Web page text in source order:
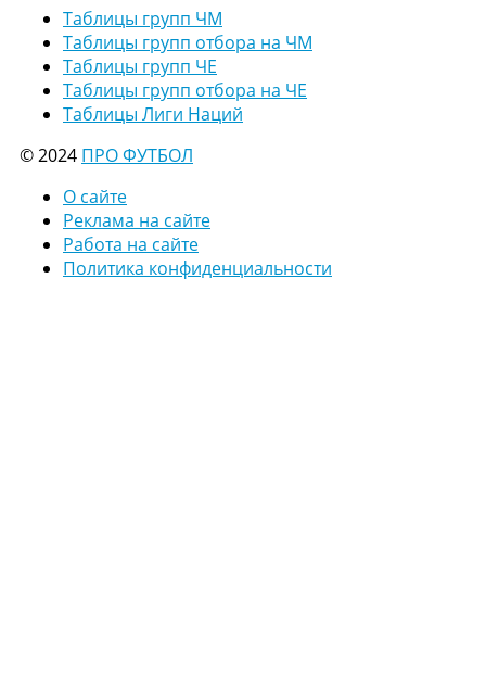
Таблицы групп ЧМ
Таблицы групп отбора на ЧМ
Таблицы групп ЧЕ
Таблицы групп отбора на ЧЕ
Таблицы Лиги Наций
© 2024 ПРО ФУТБОЛ
О сайте
Реклама на сайте
Работа на сайте
Политика конфиденциальности